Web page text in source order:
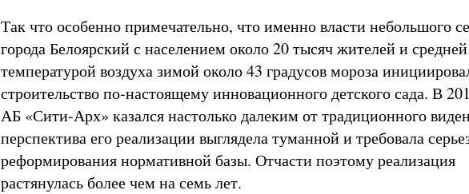
Так что особенно примечательно, что именно власти небольшого
города Белоярский с населением около 20 тысяч жителей и средней
температурой воздуха зимой около 43 градусов мороза
строительство по-настоящему инновационного детского сада. В
АБ «Сити-Арх» казался настолько далеким от традиционного
перспектива его реализации выглядела туманной и требовала
реформирования нормативной базы. Отчасти поэтому реализация
растянулась более чем на семь лет.